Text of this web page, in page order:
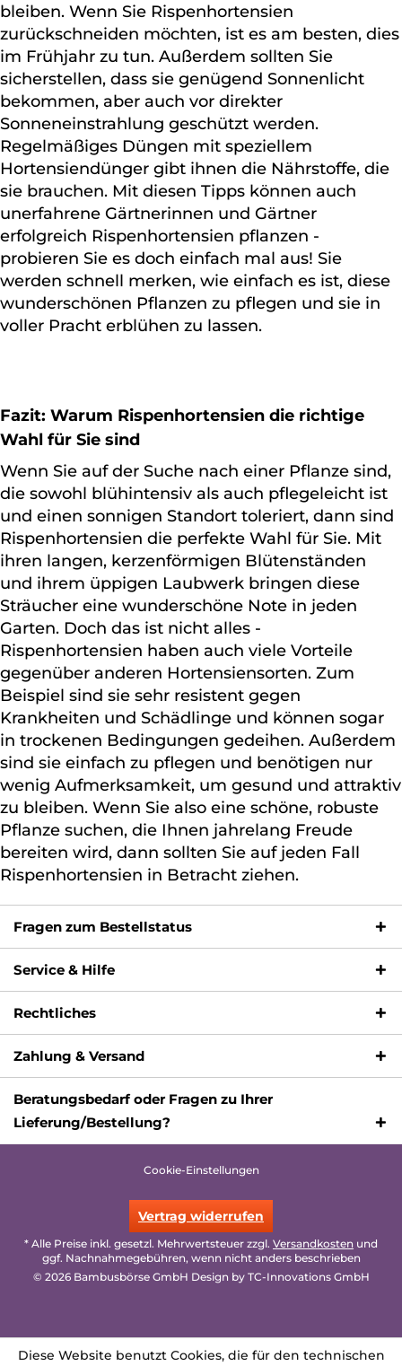
bleiben. Wenn Sie Rispenhortensien
zurückschneiden möchten, ist es am besten, dies
im Frühjahr zu tun. Außerdem sollten Sie
sicherstellen, dass sie genügend Sonnenlicht
bekommen, aber auch vor direkter
Sonneneinstrahlung geschützt werden.
Regelmäßiges Düngen mit speziellem
Hortensiendünger gibt ihnen die Nährstoffe, die
sie brauchen. Mit diesen Tipps können auch
unerfahrene Gärtnerinnen und Gärtner
erfolgreich Rispenhortensien pflanzen -
probieren Sie es doch einfach mal aus! Sie
werden schnell merken, wie einfach es ist, diese
wunderschönen Pflanzen zu pflegen und sie in
voller Pracht erblühen zu lassen.
Fazit: Warum Rispenhortensien die richtige
Wahl für Sie sind
Wenn Sie auf der Suche nach einer Pflanze sind,
die sowohl blühintensiv als auch pflegeleicht ist
und einen sonnigen Standort toleriert, dann sind
Rispenhortensien die perfekte Wahl für Sie. Mit
ihren langen, kerzenförmigen Blütenständen
und ihrem üppigen Laubwerk bringen diese
Sträucher eine wunderschöne Note in jeden
Garten. Doch das ist nicht alles -
Rispenhortensien haben auch viele Vorteile
gegenüber anderen Hortensiensorten. Zum
Beispiel sind sie sehr resistent gegen
Krankheiten und Schädlinge und können sogar
in trockenen Bedingungen gedeihen. Außerdem
sind sie einfach zu pflegen und benötigen nur
wenig Aufmerksamkeit, um gesund und attraktiv
zu bleiben. Wenn Sie also eine schöne, robuste
Pflanze suchen, die Ihnen jahrelang Freude
bereiten wird, dann sollten Sie auf jeden Fall
Rispenhortensien in Betracht ziehen.
Fragen zum Bestellstatus
Service & Hilfe
Rechtliches
Zahlung & Versand
Beratungsbedarf oder Fragen zu Ihrer
Lieferung/Bestellung?
Cookie-Einstellungen
Vertrag widerrufen
* Alle Preise inkl. gesetzl. Mehrwertsteuer zzgl. Versandkosten und
ggf. Nachnahmegebühren, wenn nicht anders beschrieben
© 2026 Bambusbörse GmbH Design by TC-Innovations GmbH
Diese Website benutzt Cookies, die für den technischen